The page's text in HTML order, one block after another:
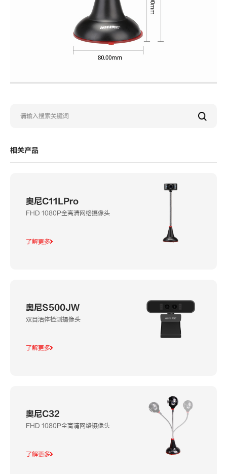
相关产品
奥尼C11LPro
FHD 1080P全高清网络摄像头
了解更多
奥尼S500JW
双目活体检测摄像头
了解更多
奥尼C32
FHD 1080P全高清网络摄像头
了解更多